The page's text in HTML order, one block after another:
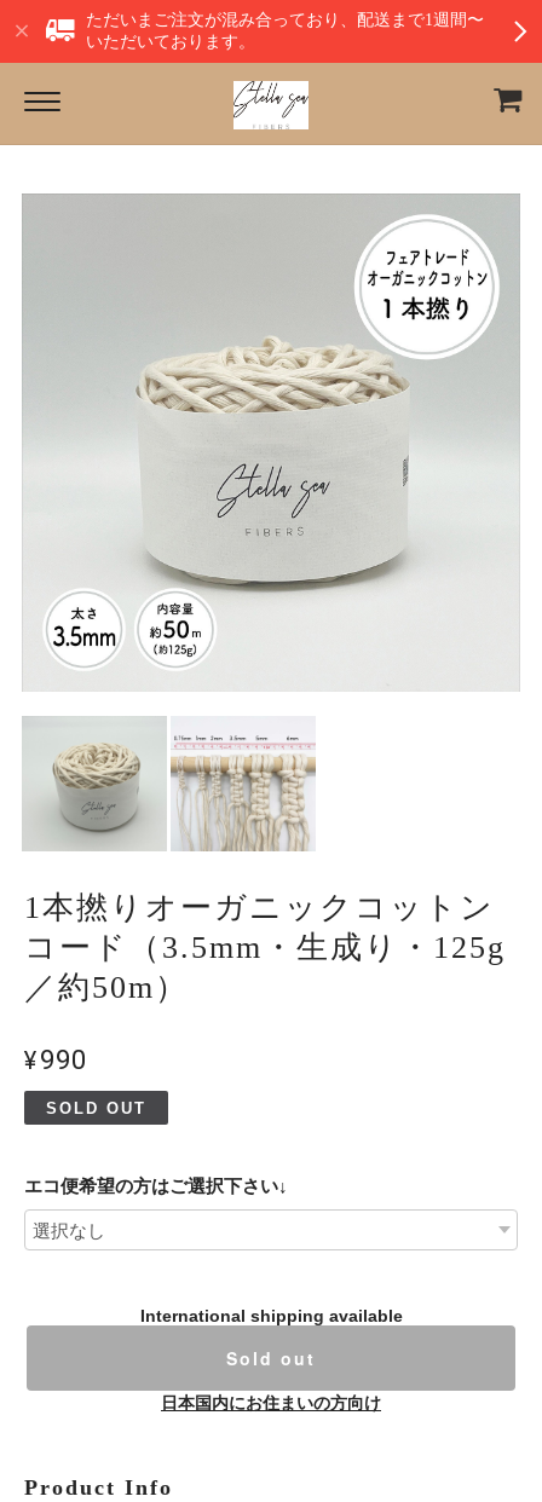
ただいまご注文が混み合っており、配送まで1週間〜
いただいております。
1本撚りオーガニックコットン
コード（3.5mm・生成り・125g
／約50m）
¥990
SOLD OUT
エコ便希望の方はご選択下さい↓
International shipping available
Sold out
日本国内にお住まいの方向け
Product Info